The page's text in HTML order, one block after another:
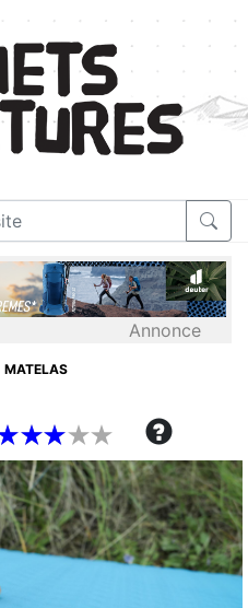
Annonce
MATELAS

